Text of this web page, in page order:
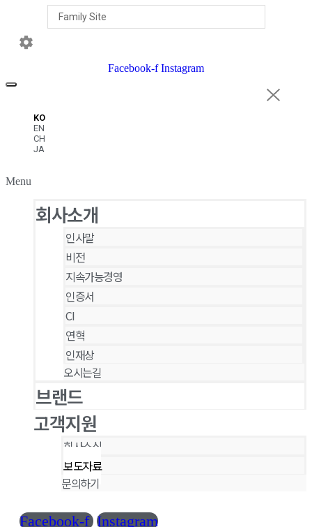
Facebook-f Instagram
KO
EN
CH
JA
Menu
회사소개
인사말
비전
지속가능경영
인증서
CI
연혁
인재상
오시는길
브랜드
고객지원
회사소식
보도자료
문의하기
Facebook-f Instagram